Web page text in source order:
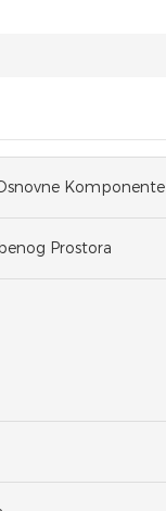
Komponente
Prostora